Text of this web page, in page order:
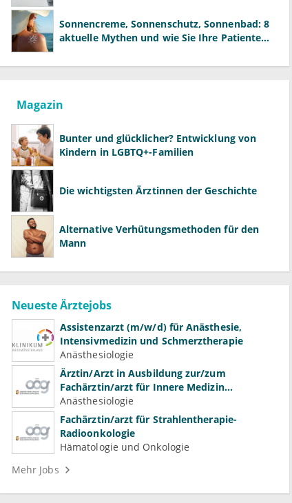
Sonnencreme, Sonnenschutz, Sonnenbad: 8
aktuelle Mythen und wie Sie Ihre Patienten
Magazin
Bunter und glücklicher? Entwicklung von
Kindern in LGBTQ+-Familien
Die wichtigsten Ärztinnen der Geschichte
Alternative Verhütungsmethoden für den
Mann
Neueste Ärztejobs
Assistenzarzt (m/w/d) für Anästhesie,
Intensivmedizin und Schmerztherapie
Anästhesiologie
Ärztin/Arzt in Ausbildung zur/zum
Fachärztin/arzt für Innere Medizin
(Kardiologie, Nephrologie, Intensivmedizin)
Anästhesiologie
Fachärztin/arzt für Strahlentherapie-
Radioonkologie
Hämatologie und Onkologie
Mehr Jobs